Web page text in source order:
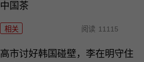
中国茶
相关 阅读 11115
高市讨好韩国碰壁，李在明守住